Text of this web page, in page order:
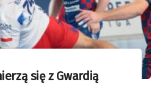
się z Gwardią